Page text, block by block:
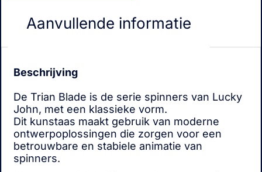
Aanvullende informatie
Beschrijving
De Trian Blade is de serie spinners van Lucky
John, met een klassieke vorm.
Dit kunstaas maakt gebruik van moderne
ontwerpoplossingen die zorgen voor een
betrouwbare en stabiele animatie van
spinners.